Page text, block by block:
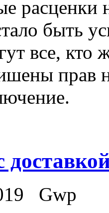
расценки
быть
все, кто
прав
Gwp